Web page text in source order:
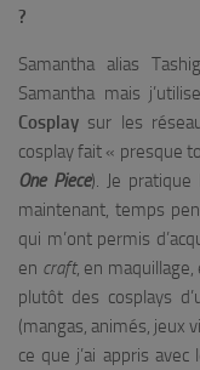
?
Samantha alias
Samantha mais
Cosplay sur les
cosplay fait « presque
One Piece). Je
maintenant, temps
qui m’ont permis
en craft, en
plutôt des cosplays
(mangas, animés, jeux
ce que j’ai appris